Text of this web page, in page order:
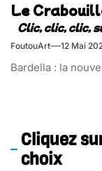
Le
FoutouArt 12 Mai
Bardella : la
Cliquez
choix